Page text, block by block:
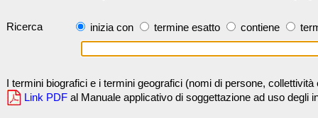
Ricerca inizia con termine esatto contiene
I termini biografici e i termini geografici (nomi di persone,
Link PDF al Manuale applicativo di soggettazione ad uso degli